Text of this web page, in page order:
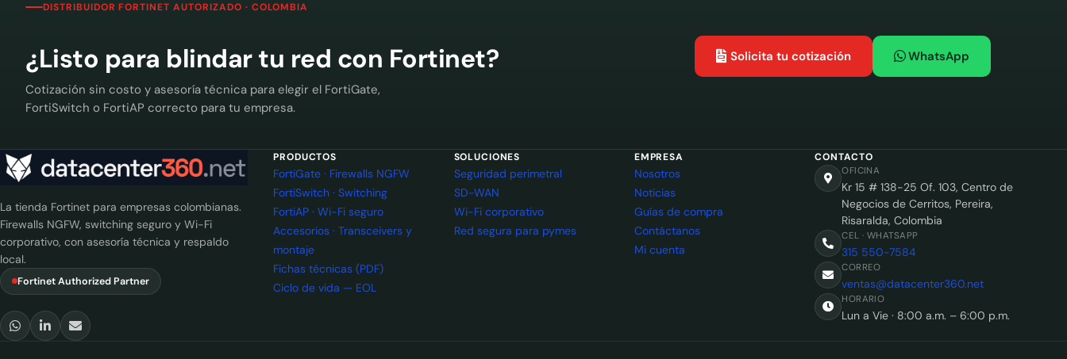
DISTRIBUIDOR FORTINET AUTORIZADO · COLOMBIA
¿Listo para blindar tu red con Fortinet?
Cotización sin costo y asesoría técnica para elegir el FortiGate,
FortiSwitch o FortiAP correcto para tu empresa.
Solicita tu cotización WhatsApp
La tienda Fortinet para empresas colombianas.
Firewalls NGFW, switching seguro y Wi-Fi
corporativo, con asesoría técnica y respaldo
local.
Fortinet Authorized Partner
PRODUCTOS
FortiGate · Firewalls NGFW
FortiSwitch · Switching
FortiAP · Wi-Fi seguro
Accesorios · Transceivers y
montaje
Fichas técnicas (PDF)
Ciclo de vida — EOL
SOLUCIONES
Seguridad perimetral
SD-WAN
Wi-Fi corporativo
Red segura para pymes
EMPRESA
Nosotros
Noticias
Guías de compra
Contáctanos
Mi cuenta
CONTACTO
OFICINA
Kr 15 # 138-25 Of. 103, Centro de
Negocios de Cerritos, Pereira,
Risaralda, Colombia
CEL · WHATSAPP
315 550-7584
CORREO
ventas@datacenter360.net
HORARIO
Lun a Vie · 8:00 a.m. – 6:00 p.m.